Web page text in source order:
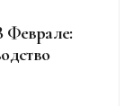
Феврале: